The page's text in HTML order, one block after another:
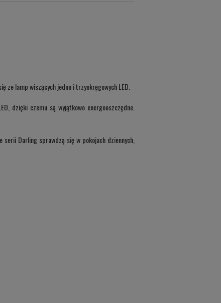
ze lamp wiszących jedno i trzyokręgowych LED.
dzięki czemu są wyjątkowo energooszczędne.
serii Darling sprawdzą się w pokojach dziennych,